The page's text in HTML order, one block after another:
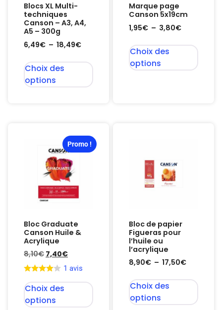
Blocs XL Multi-
techniques
Canson – A3, A4,
A5 – 300g
6,49€ – 18,49€
Choix des
options
Marque page
Canson 5x19cm
1,95€ – 3,80€
Choix des
options
Promo !
Bloc Graduate
Canson Huile &
Acrylique
8,10€ 7,40€
1 avis
Choix des
options
Bloc de papier
Figueras pour
l’huile ou
l’acrylique
8,90€ – 17,50€
Choix des
options